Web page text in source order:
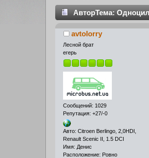
АвторТема:
avtolorry
Лесной брат
егерь
Сообщений: 1029
Репутация: +27/-0
Авто: Citroen Berlingo, 2,0HDI,
Renault Scenic II, 1.5 DCI
Имя: Денис
Расположение: Ровно